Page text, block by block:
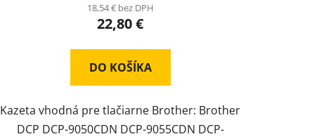
18,54 € bez DPH
22,80 €
DO KOŠÍKA
Kazeta vhodná pre tlačiarne Brother: Brother
DCP DCP-9050CDN DCP-9055CDN DCP-